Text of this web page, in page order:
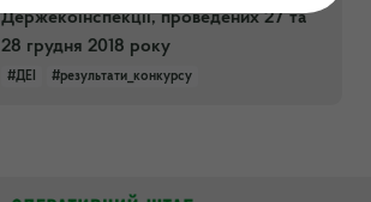
Держекоінспекції, проведених 27 та
28 грудня 2018 року
#ДЕІ #результати_конкурсу